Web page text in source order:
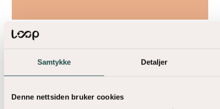
Samtykke Detaljer
Denne nettsiden bruker cookies
Ofte stilte spørsmål
Hvordan kan jeg bli partner i LOOP